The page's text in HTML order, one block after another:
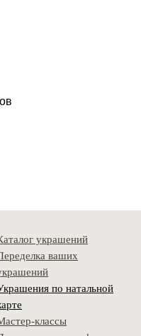
украшений
ваших
по натальной
классы